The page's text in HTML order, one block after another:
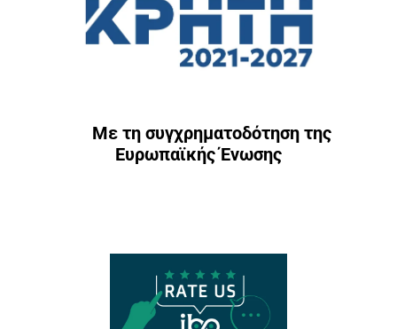
Με τη συγχρηματοδότηση της
Ευρωπαϊκής Ένωσης